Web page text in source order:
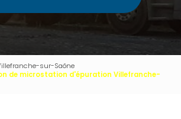
sur-Saône
de microstation d'épuration Villefranche-